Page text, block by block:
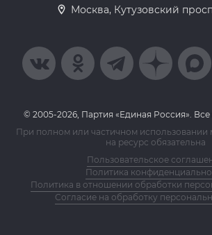
Москва, Кутузовский
© 2005-2026, Партия «Единая Россия».
При полном или частичном использовании
на ресурс обязательна
Пользовательское
Политика
Политика в отношении обработки
Согласие на обработку